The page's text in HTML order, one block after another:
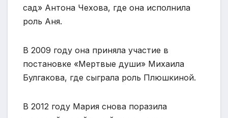
сад» Антона Чехова, где она исполнила
роль Аня.
В 2009 году она приняла участие в
постановке «Мертвые души» Михаила
Булгакова, где сыграла роль Плюшкиной.
В 2012 году Мария снова поразила